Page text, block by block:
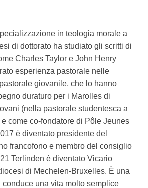
in teologia morale a
di dottorato ha studiato gli scritti di
Charles Taylor e John Henry
esperienza pastorale nelle
giovanile, che lo hanno
duraturo per i Marolles di
(nella pastorale studentesca a
come co-fondatore di Pôle Jeunes
è diventato presidente del
francofono e membro del consiglio
Terlinden è diventato Vicario
di Mechelen-Bruxelles. È una
conduce una vita molto semplice